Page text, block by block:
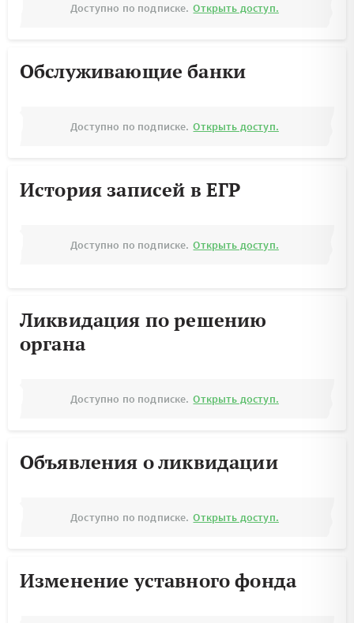
Доступно по подписке. Открыть доступ.
Обслуживающие банки
Доступно по подписке. Открыть доступ.
История записей в ЕГР
Доступно по подписке. Открыть доступ.
Ликвидация по решению
органа
Доступно по подписке. Открыть доступ.
Объявления о ликвидации
Доступно по подписке. Открыть доступ.
Изменение уставного фонда